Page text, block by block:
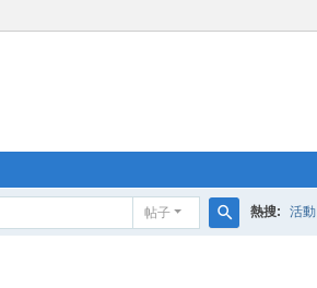
帖子 熱搜: 活動